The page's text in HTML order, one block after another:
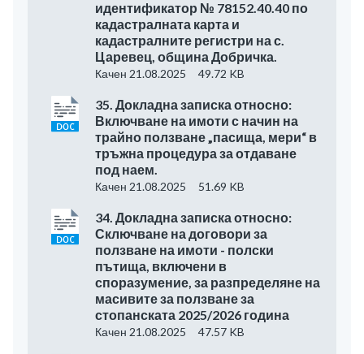
идентификатор № 78152.40.40 по
кадастралната карта и
кадастралните регистри на с.
Царевец, община Добричка.
Качен 21.08.2025 49.72 KB
35. Докладна записка относно:
Включване на имоти с начин на
трайно ползване „пасища, мери“ в
тръжна процедура за отдаване
под наем.
Качен 21.08.2025 51.69 KB
34. Докладна записка относно:
Сключване на договори за
ползване на имоти - полски
пътища, включени в
споразумение, за разпределяне на
масивите за ползване за
стопанската 2025/2026 година
Качен 21.08.2025 47.57 KB